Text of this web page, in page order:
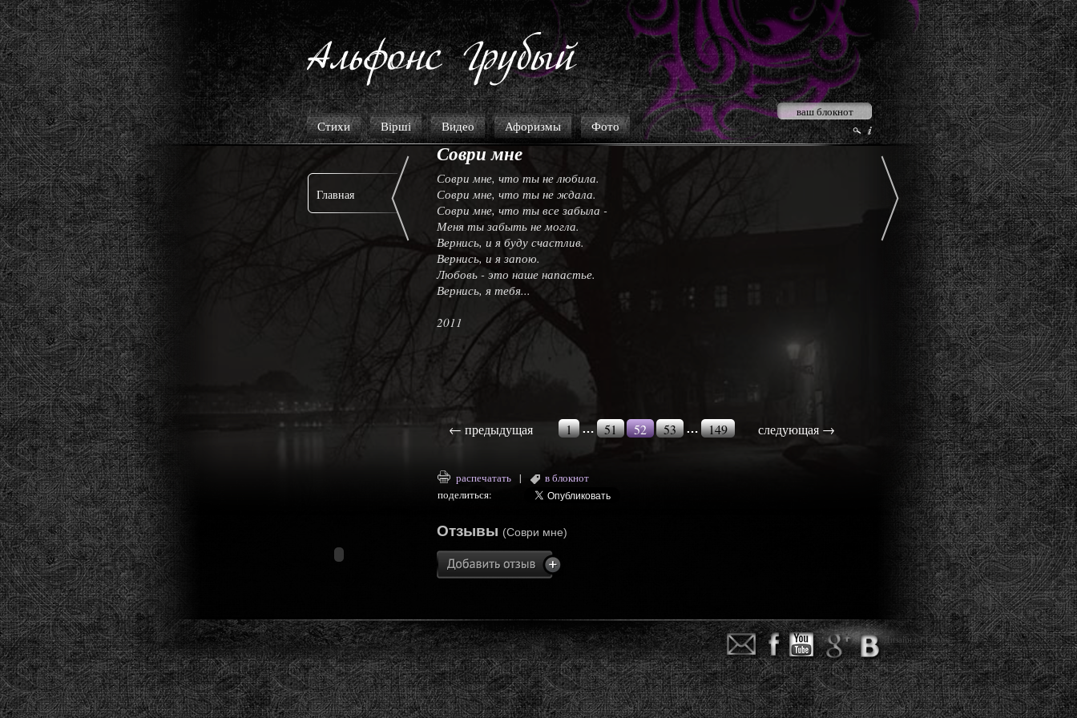
Стихи Вірші Видео Афоризмы Фото
ваш блокнот
Главная
Соври мне
Соври мне, что ты не любила.
Соври мне, что ты не ждала.
Соври мне, что ты все забыла -
Меня ты забыть не могла.
Вернись, и я буду счастлив.
Вернись, и я запою.
Любовь - это наше напастье.
Вернись, я тебя...
2011
← предыдущая 1 … 51 52 53 … 149 следующая→
распечатать |
в блокнот
поделиться:
Отзывы (Соври мне)
Дизайн от Conus